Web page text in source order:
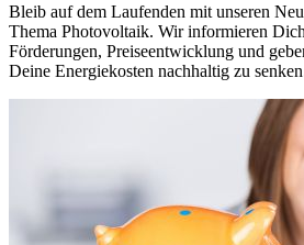
Bleib auf dem Laufenden mit unseren
Thema Photovoltaik. Wir informieren
Förderungen, Preiseentwicklung und
Deine Energiekosten nachhaltig zu